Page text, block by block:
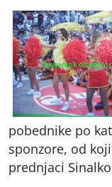
pobednike po
sponzore, od
prednjaci